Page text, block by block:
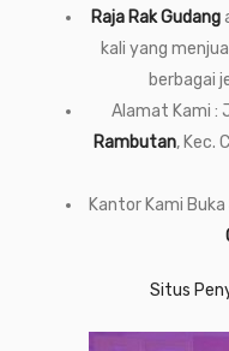
Raja Rak Gudang
kali yang
berbagai
Alamat Kami :
Rambutan, Kec.
Kantor Kami Buka
Situs